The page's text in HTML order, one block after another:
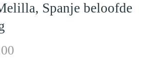
Spanje beloofde